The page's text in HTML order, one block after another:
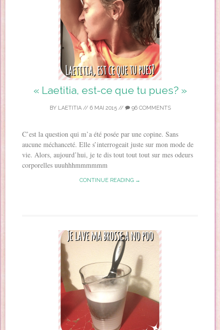
« Laetitia, est-ce que tu pues? »
BY LAETITIA// 6 MAI 2015// 96 COMMENTS
C’est la question qui m’a été posée par une copine. Sans
aucune méchanceté. Elle s’interrogeait juste sur mon mode de
vie. Alors, aujourd’hui, je te dis tout tout tout sur mes odeurs
corporelles uuuhhhmmmmmm
CONTINUE READING →